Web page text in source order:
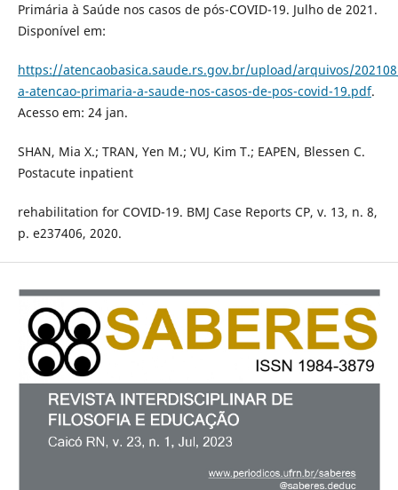
Primária à Saúde nos casos de pós-COVID-19. Julho de 2021.
Disponível em:
https://atencaobasica.saude.rs.gov.br/upload/arquivos/
a-atencao-primaria-a-saude-nos-casos-de-pos-covid-19.pdf.
Acesso em: 24 jan.
SHAN, Mia X.; TRAN, Yen M.; VU, Kim T.; EAPEN, Blessen C.
Postacute inpatient
rehabilitation for COVID-19. BMJ Case Reports CP, v. 13, n. 8,
p. e237406, 2020.